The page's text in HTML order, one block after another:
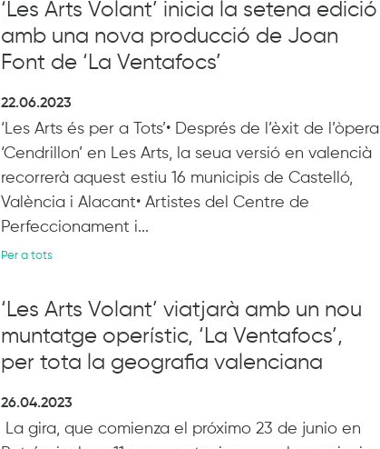
‘Les Arts Volant’ inicia la setena edició
amb una nova producció de Joan
Font de ‘La Ventafocs’
22.06.2023
‘Les Arts és per a Tots’• Després de l’èxit de l’òpera
‘Cendrillon’ en Les Arts, la seua versió en valencià
recorrerà aquest estiu 16 municipis de Castelló,
València i Alacant• Artistes del Centre de
Perfeccionament i...
Per a tots
‘Les Arts Volant’ viatjarà amb un nou
muntatge operístic, ‘La Ventafocs’,
per tota la geografia valenciana
26.04.2023
La gira, que comienza el próximo 23 de junio en